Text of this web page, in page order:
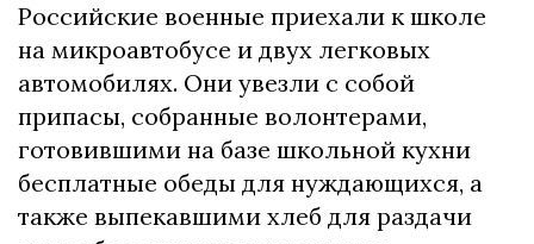
Российские военные приехали к школе
на микроавтобусе и двух легковых
автомобилях. Они увезли с собой
припасы, собранные волонтерами,
готовившими на базе школьной кухни
бесплатные обеды для нуждающихся, а
также выпекавшими хлеб для раздачи